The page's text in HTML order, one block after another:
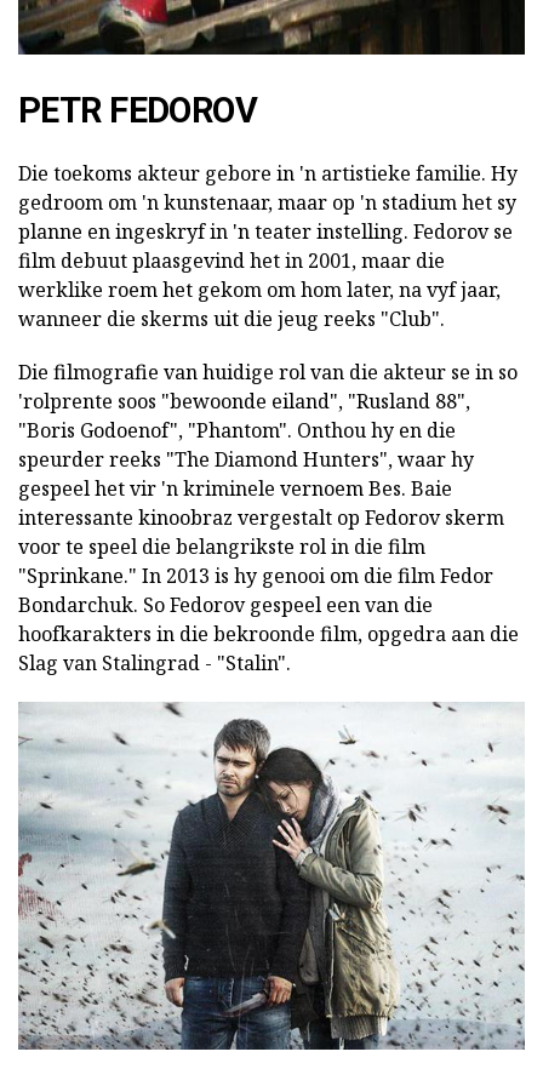
PETR FEDOROV
Die toekoms akteur gebore in 'n artistieke familie. Hy
gedroom om 'n kunstenaar, maar op 'n stadium het sy
planne en ingeskryf in 'n teater instelling. Fedorov se
film debuut plaasgevind het in 2001, maar die
werklike roem het gekom om hom later, na vyf jaar,
wanneer die skerms uit die jeug reeks "Club".
Die filmografie van huidige rol van die akteur se in so
'rolprente soos "bewoonde eiland", "Rusland 88",
"Boris Godoenof", "Phantom". Onthou hy en die
speurder reeks "The Diamond Hunters", waar hy
gespeel het vir 'n kriminele vernoem Bes. Baie
interessante kinoobraz vergestalt op Fedorov skerm
voor te speel die belangrikste rol in die film
"Sprinkane." In 2013 is hy genooi om die film Fedor
Bondarchuk. So Fedorov gespeel een van die
hoofkarakters in die bekroonde film, opgedra aan die
Slag van Stalingrad - "Stalin".